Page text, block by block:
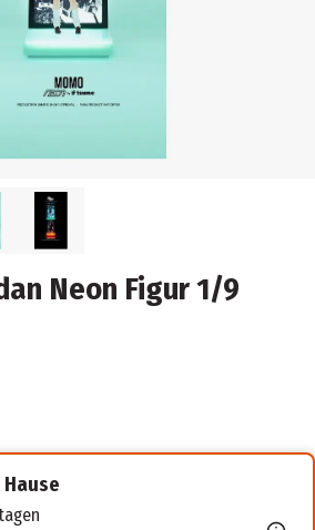
Neon Figur 1/9